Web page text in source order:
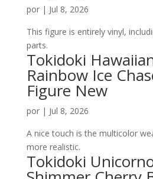
por | Jul 8, 2026
This figure is entirely vinyl,
parts.
Tokidoki
Rainbow Ice
Figure New
por | Jul 8, 2026
A nice touch is the multicolor
more realistic.
Tokidoki